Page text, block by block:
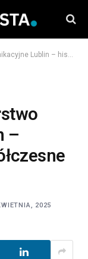
rozwój i współczesne wyzwania
–
2025